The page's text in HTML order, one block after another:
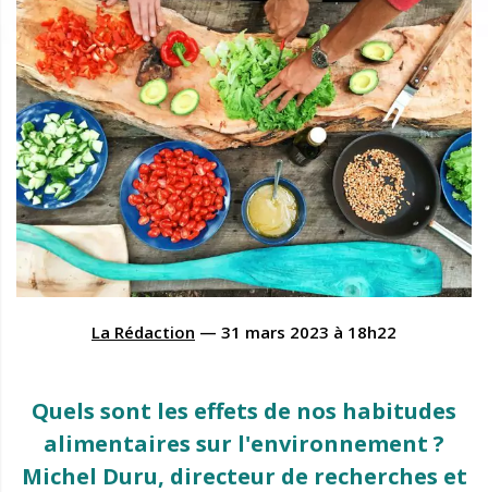
La Rédaction — 31 mars 2023 à 18h22
Quels sont les effets de nos habitudes
alimentaires sur l'environnement ?
Michel Duru, directeur de recherches et